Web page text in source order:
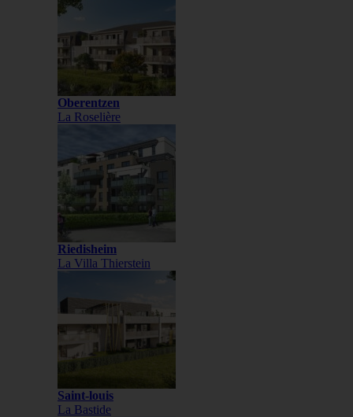
Oberentzen
La Roselière
Riedisheim
La Villa Thierstein
Saint-louis
La Bastide